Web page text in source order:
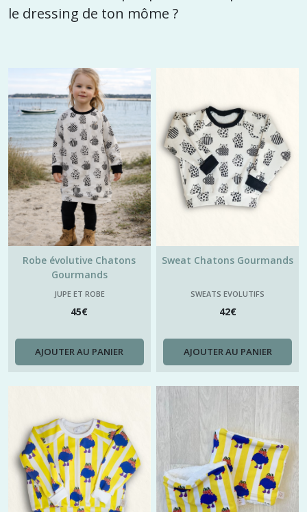
le dressing de ton môme ?
Robe évolutive Chatons
Gourmands
JUPE ET ROBE
45€
AJOUTER AU PANIER
Sweat Chatons Gourmands
SWEATS EVOLUTIFS
42€
AJOUTER AU PANIER